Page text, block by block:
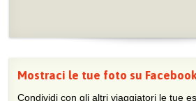
Mostraci le tue foto su
Condividi con gli altri viaggiatori le tue